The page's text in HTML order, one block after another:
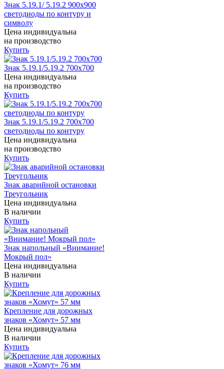
Знак 5.19.1/ 5.19.2 900x900
светодиоды по контуру и
символу
Цена индивидуальна
на производство
Купить
Знак 5.19.1/5.19.2 700x700
Цена индивидуальна
на производство
Купить
Знак 5.19.1/5.19.2 700x700
светодиоды по контуру
Цена индивидуальна
на производство
Купить
Знак аварийной остановки
Треугольник
Цена индивидуальна
В наличии
Купить
Знак напольный «Внимание!
Мокрый пол»
Цена индивидуальна
В наличии
Купить
Крепление для дорожных
знаков «Хомут» 57 мм
Цена индивидуальна
В наличии
Купить